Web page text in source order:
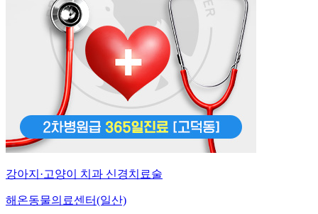
강아지·고양이 치과 신경치료술
해온동물의료센터(일산)